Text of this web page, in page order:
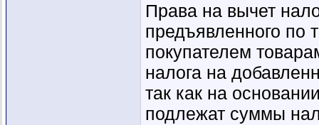
Права на вычет
предъявленного по
покупателем
налога на
так как на
подлежат суммы